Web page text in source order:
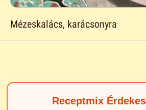
Mézeskalács, karácsonyra
Receptmix